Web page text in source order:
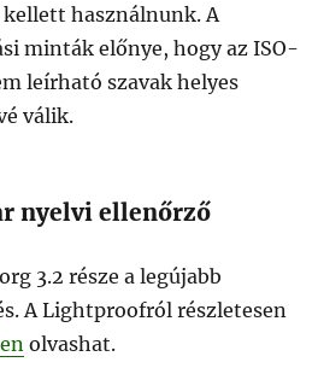
használnunk. A
minták előnye, hogy az ISO-
leírható szavak helyes
válik.
nyelvi ellenőrző
3.2 része a legújabb
A Lightproofról részletesen
olvashat.